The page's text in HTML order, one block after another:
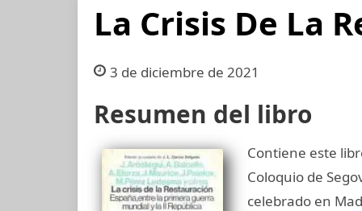
La Crisis De La
3 de diciembre de 2021
Resumen del libro
Contiene este
Coloquio de
celebrado en